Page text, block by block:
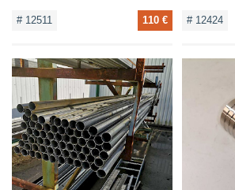
# 12511 110 € # 12424